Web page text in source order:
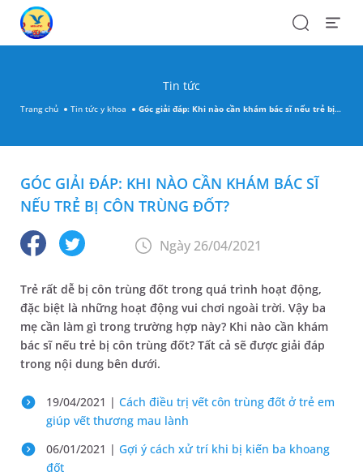
SearchOpen
Tin tức
Trang chủ Tin tức y khoa Góc giải đáp: Khi nào cần khám bác sĩ nếu trẻ bị côn trùng đốt?
GÓC GIẢI ĐÁP: KHI NÀO CẦN KHÁM BÁC SĨ
NẾU TRẺ BỊ CÔN TRÙNG ĐỐT?
Ngày 26/04/2021
Trẻ rất dễ bị côn trùng đốt trong quá trình hoạt động,
đặc biệt là những hoạt động vui chơi ngoài trời. Vậy ba
mẹ cần làm gì trong trường hợp này? Khi nào cần khám
bác sĩ nếu trẻ bị côn trùng đốt? Tất cả sẽ được giải đáp
trong nội dung bên dưới.
19/04/2021 | Cách điều trị vết côn trùng đốt ở trẻ em
giúp vết thương mau lành
06/01/2021 | Gợi ý cách xử trí khi bị kiến ba khoang
đốt